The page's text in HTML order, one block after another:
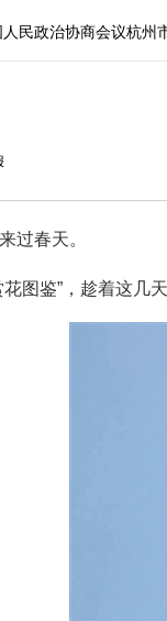
人民政治协商会议杭州
过春天。
图鉴”，趁着这几